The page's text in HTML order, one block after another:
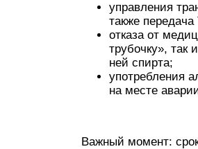
управления
также
отказа от
трубочку», так
ней спирта;
употребления
на месте
Важный момент: